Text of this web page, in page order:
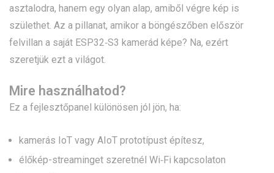
asztalodra, hanem egy olyan alap, amiből végre kép is
születhet. Az a pillanat, amikor a böngészőben először
felvillan a saját ESP32‑S3 kamerád képe? Na, ezért
szeretjük ezt a világot.
Mire használhatod?
Ez a fejlesztőpanel különösen jól jön, ha:
kamerás IoT vagy AIoT prototípust építesz,
élőkép-streaminget szeretnél Wi‑Fi kapcsolaton